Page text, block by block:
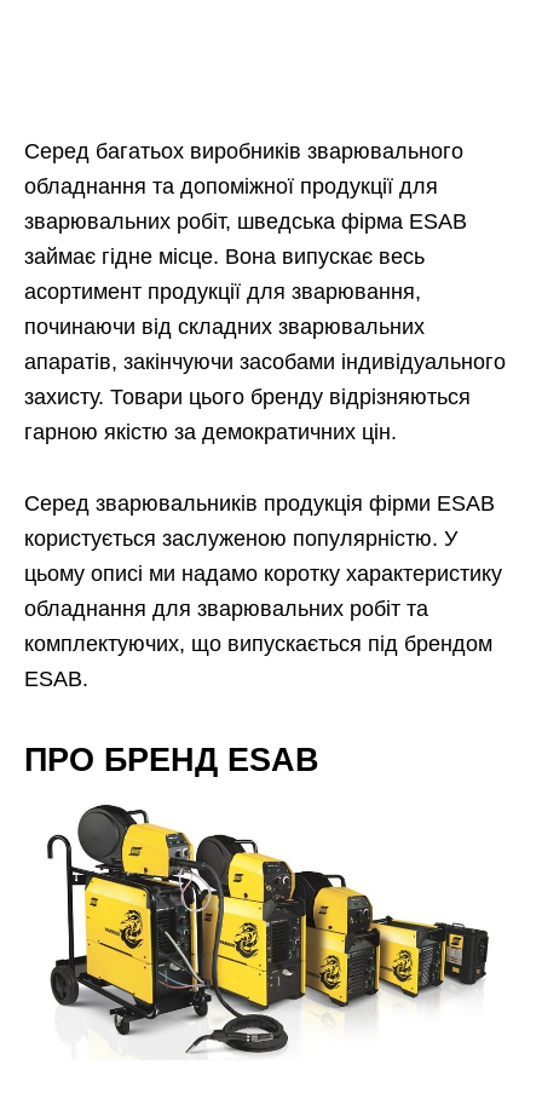
Серед багатьох виробників зварювального
обладнання та допоміжної продукції для
зварювальних робіт, шведська фірма ESAB
займає гідне місце. Вона випускає весь
асортимент продукції для зварювання,
починаючи від складних зварювальних
апаратів, закінчуючи засобами індивідуального
захисту. Товари цього бренду відрізняються
гарною якістю за демократичних цін.
Серед зварювальників продукція фірми ESAB
користується заслуженою популярністю. У
цьому описі ми надамо коротку характеристику
обладнання для зварювальних робіт та
комплектуючих, що випускається під брендом
ESAB.
ПРО БРЕНД ESAB